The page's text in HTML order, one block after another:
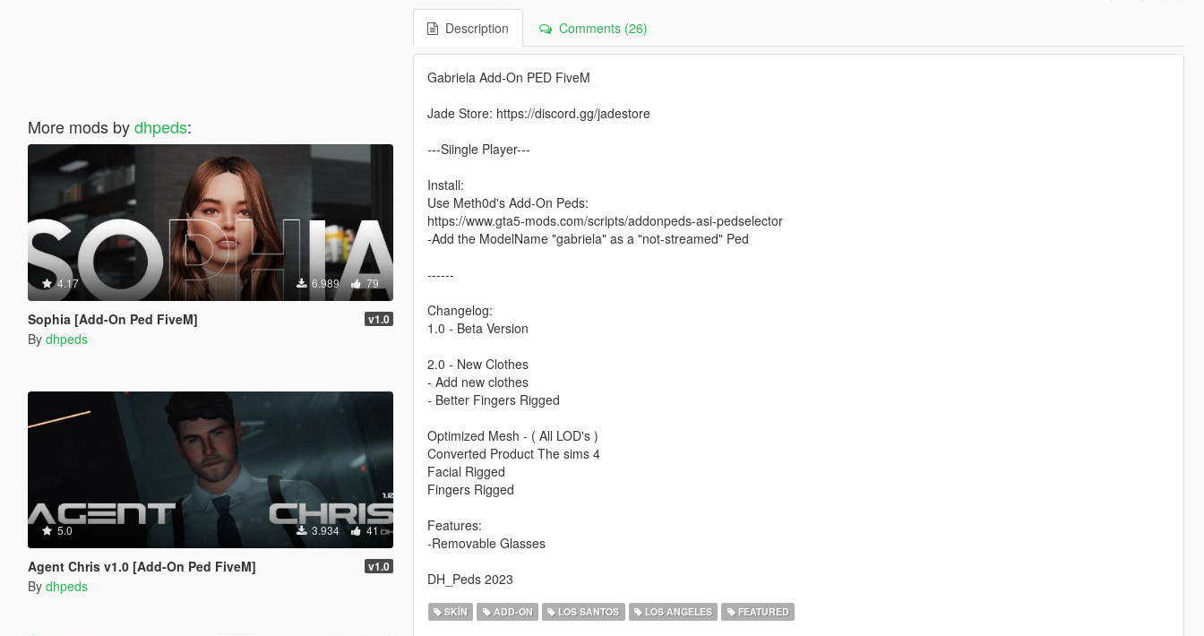
More mods bydhpeds:
4.17 6.989 79
Sophia [Add-On Ped FiveM] v1.0
By dhpeds
5.0 3.934 41
Agent Chris v1.0 [Add-On Ped FiveM] v1.0
By dhpeds
Description Comments (26)
Gabriela Add-On PED FiveM
Jade Store: https://discord.gg/jadestore
---Siingle Player---
Install:
Use Meth0d's Add-On Peds:
https://www.gta5-mods.com/scripts/addonpeds-asi-pedselector
-Add the ModelName "gabriela" as a "not-streamed" Ped
------
Changelog:
1.0 - Beta Version
2.0 - New Clothes
- Add new clothes
- Better Fingers Rigged
Optimized Mesh - ( All LOD's )
Converted Product The sims 4
Facial Rigged
Fingers Rigged
Features:
-Removable Glasses
DH_Peds 2023
SKIN ADD-ON LOS SANTOS LOS ANGELES FEATURED